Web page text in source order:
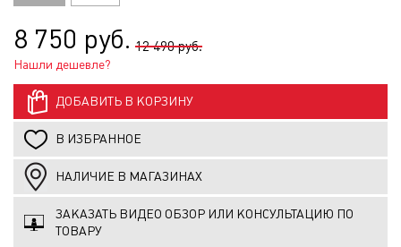
8 750 руб. 12 490 руб.
Нашли дешевле?
ДОБАВИТЬ В КОРЗИНУ
В ИЗБРАННОЕ
НАЛИЧИЕ В МАГАЗИНАХ
ЗАКАЗАТЬ ВИДЕО ОБЗОР ИЛИ КОНСУЛЬТАЦИЮ ПО
ТОВАРУ